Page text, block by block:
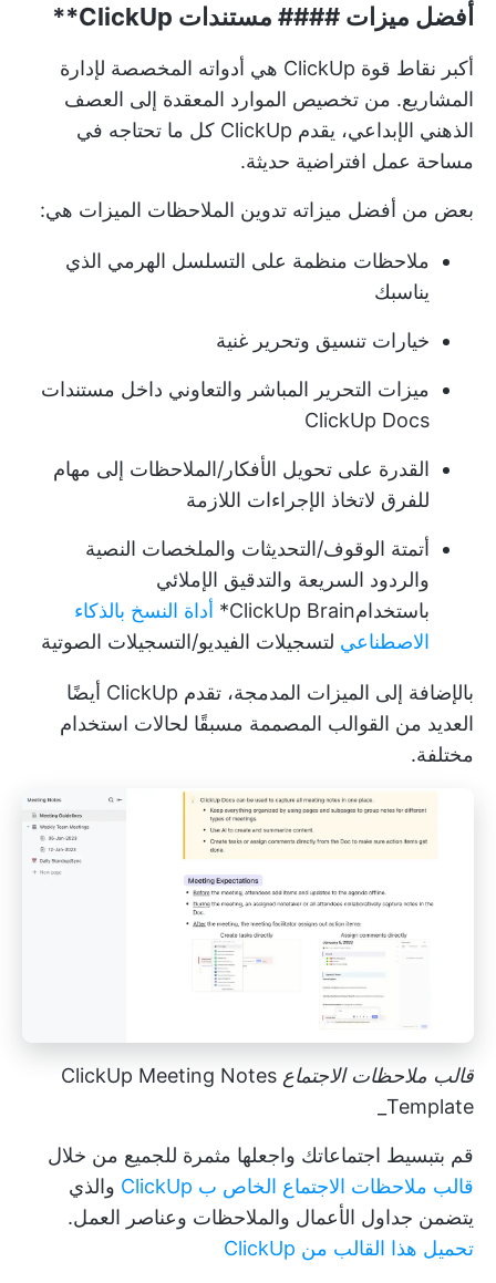
أفضل ميزات #### مستندات ClickUp**
أكبر نقاط قوة ClickUp هي أدواته المخصصة لإدارة
المشاريع. من تخصيص الموارد المعقدة إلى العصف
الذهني الإبداعي، يقدم ClickUp كل ما تحتاجه في
مساحة عمل افتراضية حديثة.
بعض من أفضل ميزاته تدوين الملاحظات الميزات هي:
ملاحظات منظمة على التسلسل الهرمي الذي
يناسبك
خيارات تنسيق وتحرير غنية
ميزات التحرير المباشر والتعاوني داخل مستندات
ClickUp Docs
القدرة على تحويل الأفكار/الملاحظات إلى مهام
للفرق لاتخاذ الإجراءات اللازمة
أتمتة الوقوف/التحديثات والملخصات النصية
والردود السريعة والتدقيق الإملائي
باستخدامClickUp Brain
* أداة النسخ بالذكاء
الاصطناعي لتسجيلات الفيديو/التسجيلات الصوتية
بالإضافة إلى الميزات المدمجة، تقدم ClickUp أيضًا
العديد من القوالب المصممة مسبقًا لحالات استخدام
مختلفة.
قالب ملاحظات الاجتماع ClickUp Meeting Notes
Template_
قم بتبسيط اجتماعاتك واجعلها مثمرة للجميع من خلال
قالب ملاحظات الاجتماع الخاص ب ClickUp
والذي
يتضمن جداول الأعمال والملاحظات وعناصر العمل.
تحميل هذا القالب من ClickUp